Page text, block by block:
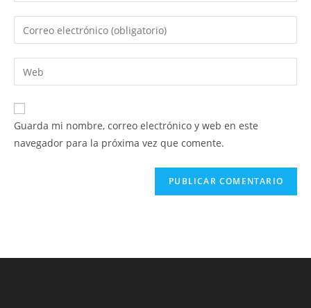
nombre
de
usuario
para
comentar
Introduce
tu
dirección
de
electrónico
para
comentar
Introduce
la
URL
de
Guarda mi nombre, correo electrónico y web en este
navegador para la próxima vez que comente.